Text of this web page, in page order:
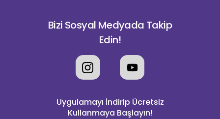
Bizi Sosyal Medyada Takip
Edin!
Uygulamayı İndirip Ücretsiz
Kullanmaya Başlayın!